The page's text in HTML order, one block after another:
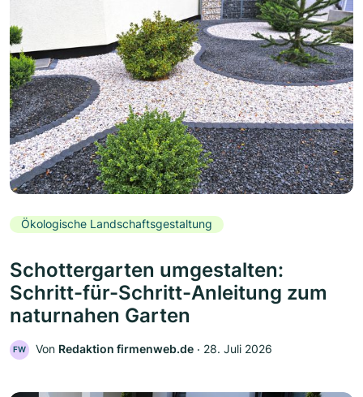
Ökologische Landschaftsgestaltung
Schottergarten umgestalten:
Schritt-für-Schritt-Anleitung zum
naturnahen Garten
FW Von Redaktion firmenweb.de ‧ 28. Juli 2026